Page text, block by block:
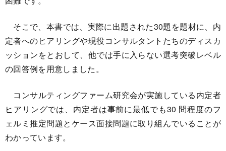
そこで、本書では、実際に出題された30題を題材に、内
定者へのヒアリングや現役コンサルタントたちのディスカ
ッションをとおして、他では手に入らない選考突破レベル
の回答例を用意しました。
コンサルティングファーム研究会が実施している内定者
ヒアリングでは、内定者は事前に最低でも30 問程度のフ
ェルミ推定問題とケース面接問題に取り組んでいることが
わかっています。